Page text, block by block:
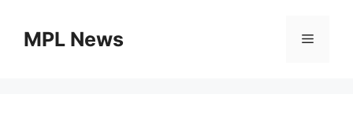
contentMPL News Menu